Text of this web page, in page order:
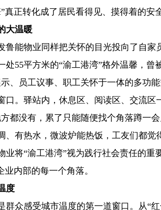
正转化成了居民看得见、摸得着的安
大温暖
能物业同样把关怀的目光投向了自家
处55平方米的“渝工港湾”格外温馨，曾
、员工议事、职工关怀于一体的多功
。驿站内，休息区、阅读区、交流区
都没有，累了只能随便找个角落蹲一
、有热水，微波炉能热饭，工友们都觉
业将“渝工港湾”视为践行社会责任的
内部的每一个角落。
度
群众感受城市温度的第一道窗口。从“